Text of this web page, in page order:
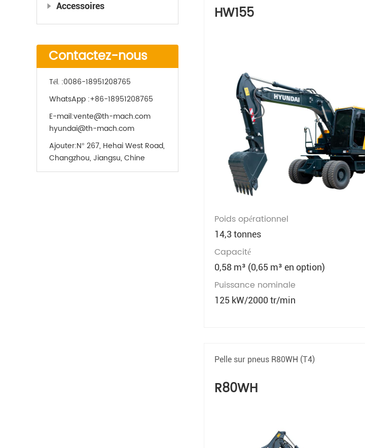
Accessoires
Contactez-nous
Tél. :0086-18951208765
WhatsApp :+86-18951208765
E-mail:vente@th-mach.com
hyundai@th-mach.com
Ajouter:N° 267, Hehai West Road,
Changzhou, Jiangsu, Chine
HW155
Poids opérationnel
14,3 tonnes
Capacité
0,58 m³ (0,65 m³ en option)
Puissance nominale
125 kW/2000 tr/min
Pelle sur pneus R80WH (T4)
R80WH